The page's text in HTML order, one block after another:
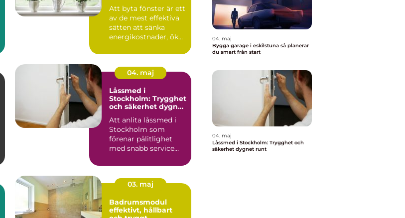
Att byta fönster är ett
av de mest effektiva
sätten att sänka
energikostnader, öka
o...
04. maj
Låssmed i
Stockholm: Trygghet
och säkerhet dygnet
Att anlita låssmed i
Stockholm som
förenar pålitlighet
med snabb service
03. maj
Badrumsmodul
effektivt, hållbart
04. maj
Bygga garage i eskilstuna så planerar
du smart från start
04. maj
Låssmed i Stockholm: Trygghet och
säkerhet dygnet runt